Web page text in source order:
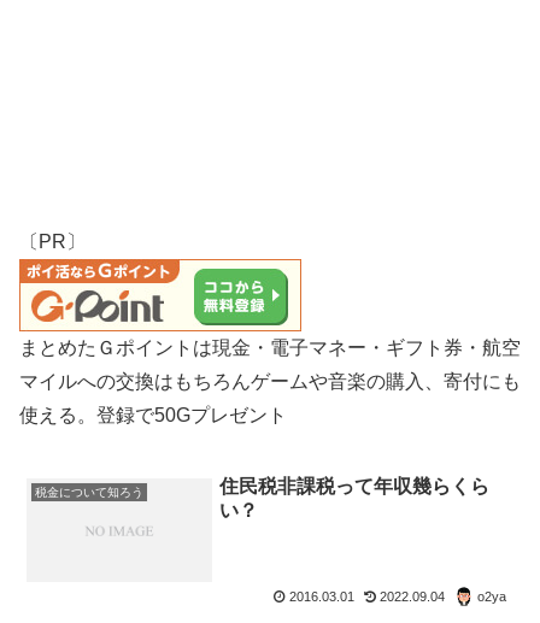
〔PR〕
まとめたＧポイントは現金・電子マネー・ギフト券・航空
マイルへの交換はもちろんゲームや音楽の購入、寄付にも
使える。登録で50Gプレゼント
税金について知ろう
住民税非課税って年収幾らくら
い？
2016.03.01 2022.09.04 o2ya